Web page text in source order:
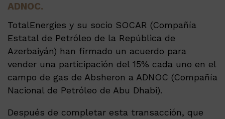
ADNOC.
TotalEnergies y su socio SOCAR (Compañía
Estatal de Petróleo de la República de
Azerbaiyán) han firmado un acuerdo para
vender una participación del 15% cada uno en el
campo de gas de Absheron a ADNOC (Compañía
Nacional de Petróleo de Abu Dhabi).
Después de completar esta transacción, que